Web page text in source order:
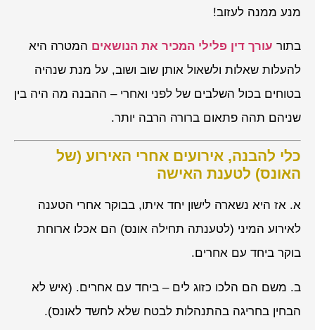
מנע ממנה לעזוב!
בתור עורך דין פלילי המכיר את הנושאים המטרה היא
להעלות שאלות ולשאול אותן שוב ושוב, על מנת שנהיה
בטוחים בכול השלבים של לפני ואחרי – ההבנה מה היה בין
שניהם תהה פתאום ברורה הרבה יותר.
כלי להבנה, אירועים אחרי האירוע (של
האונס) לטענת האישה
א. אז היא נשארה לישון יחד איתו, בבוקר אחרי הטענה
לאירוע המיני (לטענתה תחילה אונס) הם אכלו ארוחת
בוקר ביחד עם אחרים.
ב. משם הם הלכו כזוג לים – ביחד עם אחרים. (איש לא
הבחין בחריגה בהתנהלות לבטח שלא לחשד לאונס).